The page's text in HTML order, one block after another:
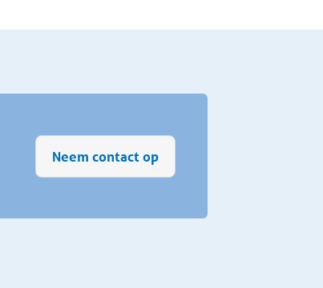
Neem contact op